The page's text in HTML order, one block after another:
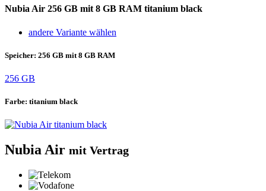
Nubia Air 256 GB mit 8 GB RAM titanium black
andere Variante wählen
Speicher: 256 GB mit 8 GB RAM
256 GB
Farbe: titanium black
Nubia Air mit Vertrag